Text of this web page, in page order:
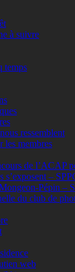
à suivre
temps
ressemblent
les membres
de l’ACAP
s’exposent –
Pépin –
du club de
web